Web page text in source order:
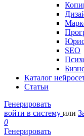
SEO
Каталог
Статьи
Генерировать
войти в систему или
0
Генерировать